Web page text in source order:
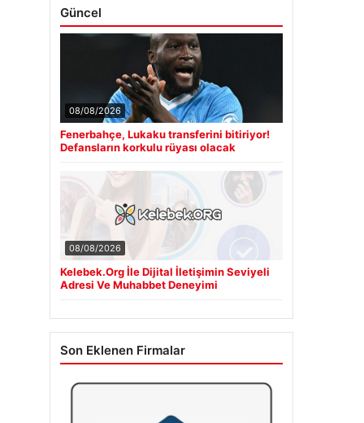
Güncel
08/08/2026
Fenerbahçe, Lukaku transferini bitiriyor!
Defansların korkulu rüyası olacak
08/08/2026
Kelebek.Org İle Dijital İletişimin Seviyeli
Adresi Ve Muhabbet Deneyimi
Son Eklenen Firmalar